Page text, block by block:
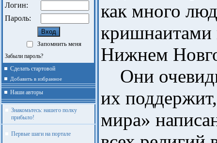
Логин:
Пароль:
Запомнить меня
Забыли пароль?
Сделать стартовой
Добавить в избранное
Наши авторы
Знакомьтесь: нашего полку
прибыло!
Первые шаги на портале
как много
кришнаитами
Нижнем
Они
их
мира»